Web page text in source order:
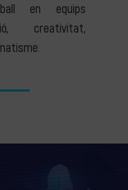
en equips
creativitat,
.